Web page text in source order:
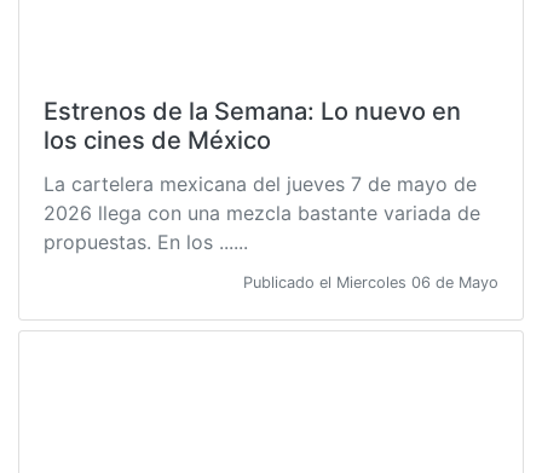
Estrenos de la Semana: Lo nuevo en
los cines de México
La cartelera mexicana del jueves 7 de mayo de
2026 llega con una mezcla bastante variada de
propuestas. En los ......
Publicado el Miercoles 06 de Mayo